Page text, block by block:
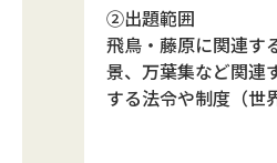
②出題範囲
飛鳥・藤原に関連す
景、万葉集など関連
する法令や制度（世